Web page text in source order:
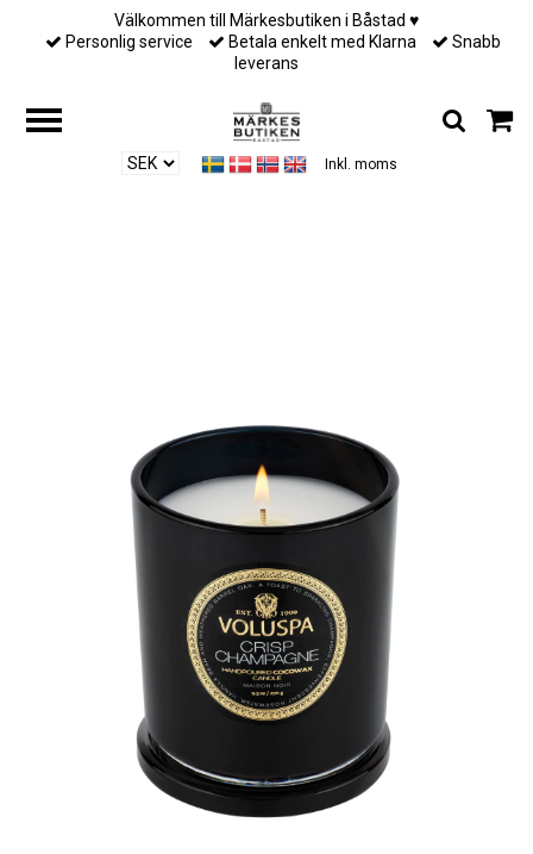
Välkommen till Märkesbutiken i Båstad ♥︎
Personlig service
Betala enkelt med Klarna
Snabb
leverans
Inkl. moms